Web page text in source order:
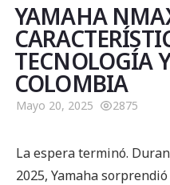
YAMAHA
TECNOLOGÍA
COLOMBIA
Mayo 20, 2025 2875
La espera terminó.
2025, Yamaha